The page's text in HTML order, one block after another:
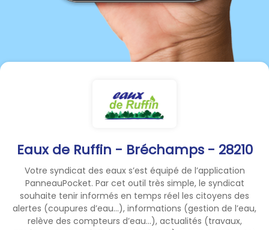
Eaux de Ruffin - Bréchamps - 28210
Votre syndicat des eaux s’est équipé de l’application
PanneauPocket. Par cet outil très simple, le syndicat
souhaite tenir informés en temps réel les citoyens des
alertes (coupures d’eau...), informations (gestion de l’eau,
relève des compteurs d’eau...), actualités (travaux,
cas échéant.
Nous vous rappelons que les
agents ne sont pas autorisés
à rentrer dans les propriétés
En cas d'absence, merci de
releveur dont les
coordonnées téléphoniques
figurent sur l'avis de passage
déposé dans votre boite aux
lettres ou de nous
communiquer votre index :